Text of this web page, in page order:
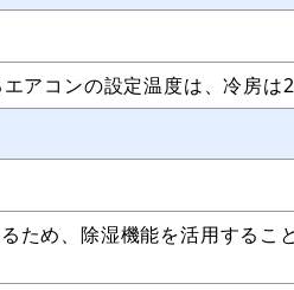
アコンの設定温度は、冷房
ため、除湿機能を活用するこ